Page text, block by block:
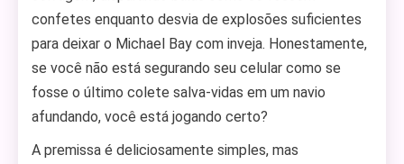
confetes enquanto desvia de explosões suficientes
para deixar o Michael Bay com inveja. Honestamente,
se você não está segurando seu celular como se
fosse o último colete salva-vidas em um navio
afundando, você está jogando certo?
A premissa é deliciosamente simples, mas